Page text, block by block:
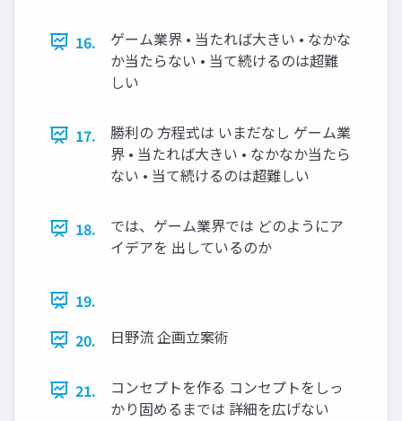
16.
ゲーム業界 • 当たれば大きい • なかな
か当たらない • 当て続けるのは超難
しい
17.
勝利の 方程式は いまだなし ゲーム業
界 • 当たれば大きい • なかなか当たら
ない • 当て続けるのは超難しい
18.
では、ゲーム業界では どのようにア
イデアを 出しているのか
19.
20.
日野流 企画立案術
21.
コンセプトを作る コンセプトをしっ
かり固めるまでは 詳細を広げない